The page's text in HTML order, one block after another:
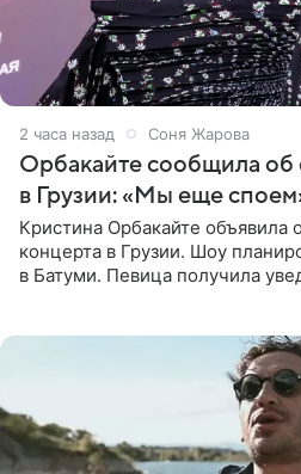
2 часа назад Соня Жарова
Орбакайте сообщила об
в Грузии: «Мы еще
Кристина Орбакайте объявила
концерта в Грузии. Шоу
в Батуми. Певица получила